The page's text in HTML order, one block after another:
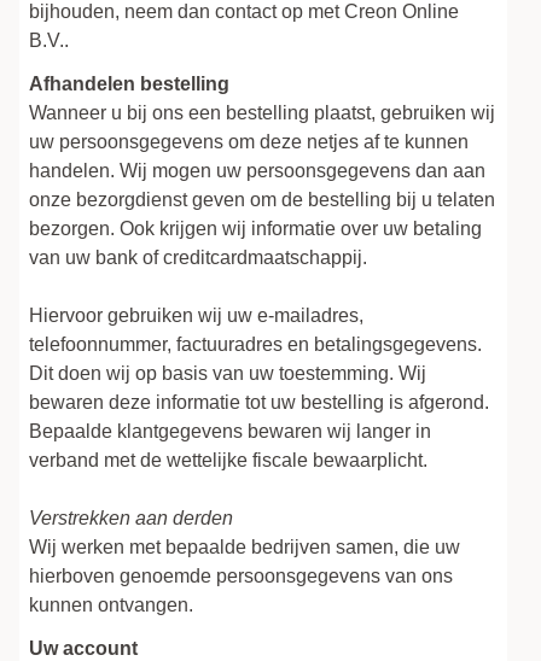
bijhouden, neem dan contact op met Creon Online
B.V..
Afhandelen bestelling
Wanneer u bij ons een bestelling plaatst, gebruiken wij
uw persoonsgegevens om deze netjes af te kunnen
handelen. Wij mogen uw persoonsgegevens dan aan
onze bezorgdienst geven om de bestelling bij u telaten
bezorgen. Ook krijgen wij informatie over uw betaling
van uw bank of creditcardmaatschappij.
Hiervoor gebruiken wij uw e-mailadres,
telefoonnummer, factuuradres en betalingsgegevens.
Dit doen wij op basis van uw toestemming. Wij
bewaren deze informatie tot uw bestelling is afgerond.
Bepaalde klantgegevens bewaren wij langer in
verband met de wettelijke fiscale bewaarplicht.
Verstrekken aan derden
Wij werken met bepaalde bedrijven samen, die uw
hierboven genoemde persoonsgegevens van ons
kunnen ontvangen.
Uw account